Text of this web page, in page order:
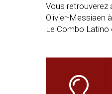
Vous retrouverez
Olivier-Messiaen
Le Combo Latino